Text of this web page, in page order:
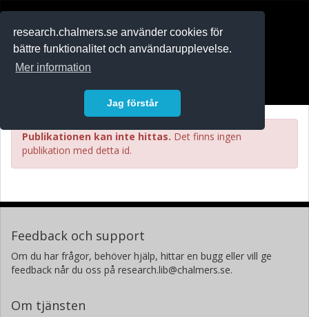
research.chalmers.se använder cookies för
bättre funktionalitet och användarupplevelse.
Mer information
Jag förstår
Publikationen kan inte hittas. Det finns ingen
publikation med detta id.
Feedback och support
Om du har frågor, behöver hjälp, hittar en bugg eller vill ge
feedback når du oss på research.lib@chalmers.se.
Om tjänsten